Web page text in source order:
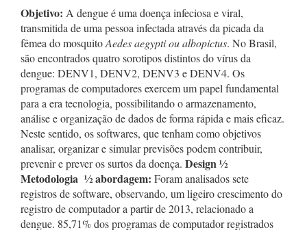
Objetivo: A dengue é uma doença infeciosa e viral,
transmitida de uma pessoa infectada através da picada da
fêmea do mosquitoAedes aegypti ou albopictus. No Brasil,
são encontrados quatro sorotipos distintos do vírus da
dengue: DENV1, DENV2, DENV3 e DENV4. Os
programas de computadores exercem um papel fundamental
para a era tecnologia, possibilitando o armazenamento,
análise e organização de dados de forma rápida e mais eficaz.
Neste sentido, os softwares, que tenham como objetivos
analisar, organizar e simular previsões podem contribuir,
prevenir e prever os surtos da doença. Design½
Metodologia ½ abordagem: Foram analisados sete
registros de software, observando, um ligeiro crescimento do
registro de computador a partir de 2013, relacionado a
dengue. 85,71% dos programas de computador registrados